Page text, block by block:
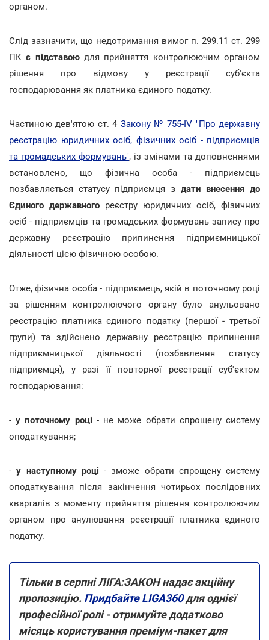
органом.
Слід зазначити, що недотримання вимог п. 299.11 ст. 299
ПКє підставоюдля прийняття контролюючим органом
рішення про відмову у реєстрації суб'єкта
господарювання як платника єдиного податку.
Частиною дев'ятою ст. 4 Закону № 755-IV "Про державну
реєстрацію юридичних осіб, фізичних осіб - підприємців
та громадських формувань", із змінами та доповненнями
встановлено, що фізична особа - підприємець
позбавляється статусу підприємця з дати внесення до
Єдиного державного реєстру юридичних осіб, фізичних
осіб - підприємців та громадських формувань запису про
державну реєстрацію припинення підприємницької
діяльності цією фізичною особою.
Отже, фізична особа - підприємець, якій в поточному році
за рішенням контролюючого органу було анульовано
реєстрацію платника єдиного податку (першої - третьої
групи) та здійснено державну реєстрацію припинення
підприємницької діяльності (позбавлення статусу
підприємця), у разі її повторної реєстрації суб'єктом
господарювання:
- у поточному році - не може обрати спрощену систему
оподаткування;
- у наступному році - зможе обрати спрощену систему
оподаткування після закінчення чотирьох послідовних
кварталів з моменту прийняття рішення контролюючим
органом про анулювання реєстрації платника єдиного
податку.
Тільки в серпні ЛІГА:ЗАКОН надає акційну
пропозицію. Придбайте LIGA360для однієї
професійної ролі - отримуйте додатково
місяць користування преміум-пакет для